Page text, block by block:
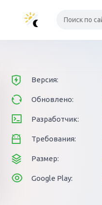
Версия:
Обновлено:
Разработчик:
Требования:
Размер:
Google Play: